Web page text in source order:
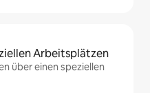
Arbeitsplätzen
über einen speziellen